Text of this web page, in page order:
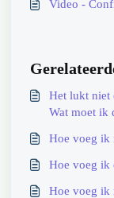
Video -
Het lukt niet
Wat moet ik
Hoe voeg ik
Hoe voeg ik
Hoe voeg ik